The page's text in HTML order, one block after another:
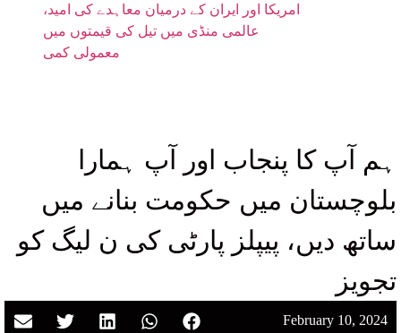
امریکا اور ایران کے درمیان معاہدے کی امید،
عالمی منڈی میں تیل کی قیمتوں میں
معمولی کمی
ہم آپ کا پنجاب اور آپ ہمارا
بلوچستان میں حکومت بنانے میں
ساتھ دیں، پیپلز پارٹی کی ن لیگ کو
تجویز
February 10, 2024